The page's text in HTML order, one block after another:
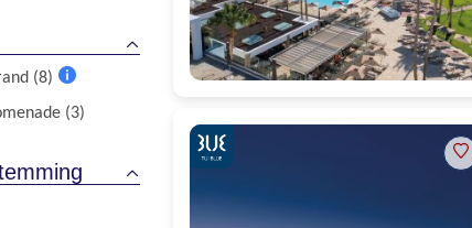
(8)
informatie
(3)